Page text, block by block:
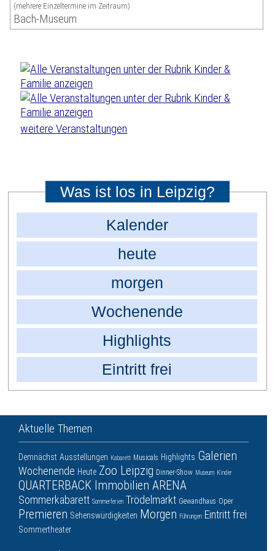
(mehrere Einzeltermine im Zeitraum)
Bach-Museum
weitere Veranstaltungen
Was ist los in Leipzig?
Kalender
heute
morgen
Wochenende
Highlights
Eintritt frei
Aktuelle Themen
Demnächst Ausstellungen Kabarett Musicals Highlights Galerien
Wochenende Heute Zoo Leipzig Dinner-Show Museum Kinder
QUARTERBACK Immobilien ARENA
Sommerkabarett Sommerferien Trödelmarkt Gewandhaus Oper
Premieren Sehenswürdigkeiten Morgen Führungen Eintritt frei
Sommertheater